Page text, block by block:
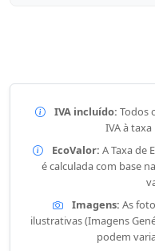
IVA incluído: Todos
IVA à
EcoValor: A Taxa de
é calculada com base
Imagens: As
ilustrativas (Imagens
podem